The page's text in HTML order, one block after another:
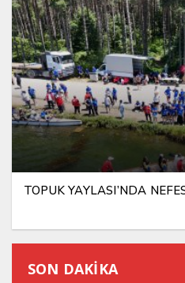
TOPUK YAYLASI’NDA
SON DAKİKA